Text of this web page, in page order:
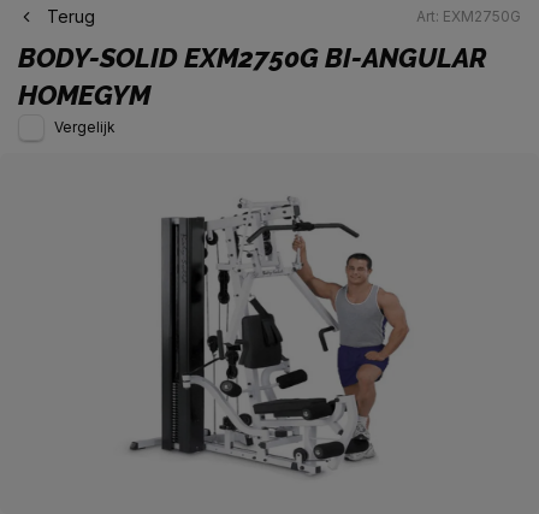
Terug Art: EXM2750G
BODY-SOLIDEXM2750G BI-ANGULAR
HOMEGYM
Vergelijk